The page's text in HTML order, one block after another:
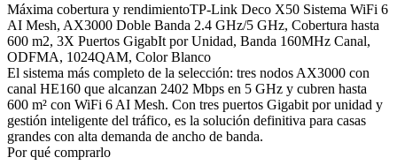
Máxima cobertura y rendimientoTP-Link Deco X50 Sistema WiFi 6
AI Mesh, AX3000 Doble Banda 2.4 GHz/5 GHz, Cobertura hasta
600 m2, 3X Puertos GigabIt por Unidad, Banda 160MHz Canal,
ODFMA, 1024QAM, Color Blanco
El sistema más completo de la selección: tres nodos AX3000 con
canal HE160 que alcanzan 2402 Mbps en 5 GHz y cubren hasta
600 m² con WiFi 6 AI Mesh. Con tres puertos Gigabit por unidad y
gestión inteligente del tráfico, es la solución definitiva para casas
grandes con alta demanda de ancho de banda.
Por qué comprarlo